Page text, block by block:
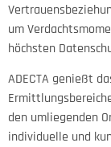
um
höchsten
ADECTA genießt
den umliegenden
individuelle und